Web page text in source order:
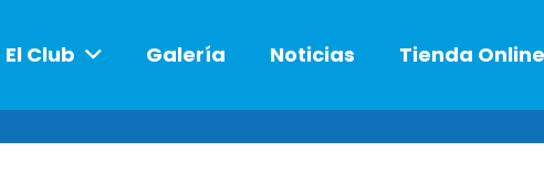
El Club Galería Noticias Tienda Online